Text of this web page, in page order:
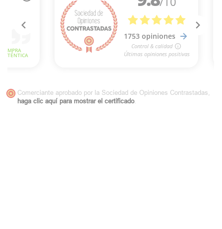
Comerciante aprobado por la Sociedad de Opiniones Contrastadas,
haga clic aquí para mostrar el certificado.